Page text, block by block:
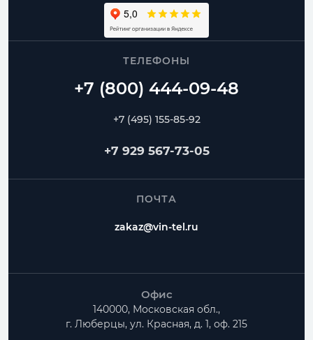
ТЕЛЕФОНЫ
+7 (495) 155-85-92
+7 929 567-73-05
ПОЧТА
zakaz@vin-tel.ru
Офис
140000, Московская обл.,
г. Люберцы, ул. Красная, д. 1, оф. 215